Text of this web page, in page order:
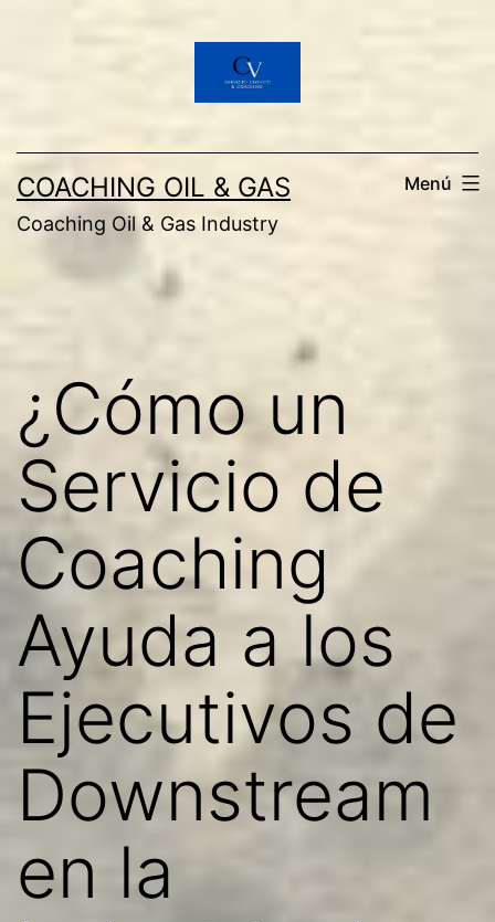
COACHING OIL & GAS
Coaching Oil & Gas Industry
Menú
¿Cómo un
Servicio de
Coaching
Ayuda a los
Ejecutivos de
Downstream
en la